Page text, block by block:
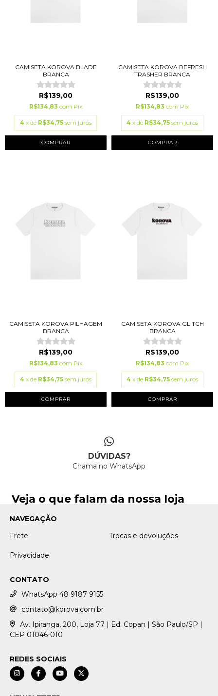
CAMISETA KOROVA BLADE
BRANCA
R$139,00
R$134,83 com Pix
4 x de R$34,75 sem juros
COMPRAR
CAMISETA KOROVA REFRESH
TRASHER BRANCA
R$139,00
R$134,83 com Pix
4 x de R$34,75 sem juros
COMPRAR
CAMISETA KOROVA PILHAGEM
BRANCA
R$139,00
R$134,83 com Pix
4 x de R$34,75 sem juros
COMPRAR
CAMISETA KOROVA GLITCH
BRANCA
R$139,00
R$134,83 com Pix
4 x de R$34,75 sem juros
COMPRAR
DÚVIDAS?
Chama no WhatsApp
Veja o que falam da nossa loja
NAVEGAÇÃO
Frete
Trocas e devoluções
Privacidade
CONTATO
WhatsApp 48 9187 9155
contato@korova.com.br
Av. Ipiranga, 200, Loja 77 | Ed. Copan | São Paulo/SP |
CEP 01046-010
REDES SOCIAIS